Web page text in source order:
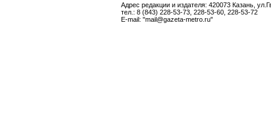
Адрес редакции и издателя: 420073 Казань,
тел.: 8 (843) 228-53-73, 228-53-60, 228-53-72
E-mail: "mail@gazeta-metro.ru"